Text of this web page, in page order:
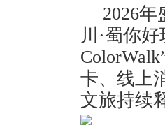
2026
川·蜀你
卡、线上
文旅持续